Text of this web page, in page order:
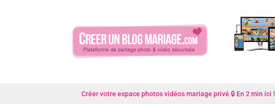
Créer votre espace photos vidéos mariage privé 🔒 En 2 min ici !